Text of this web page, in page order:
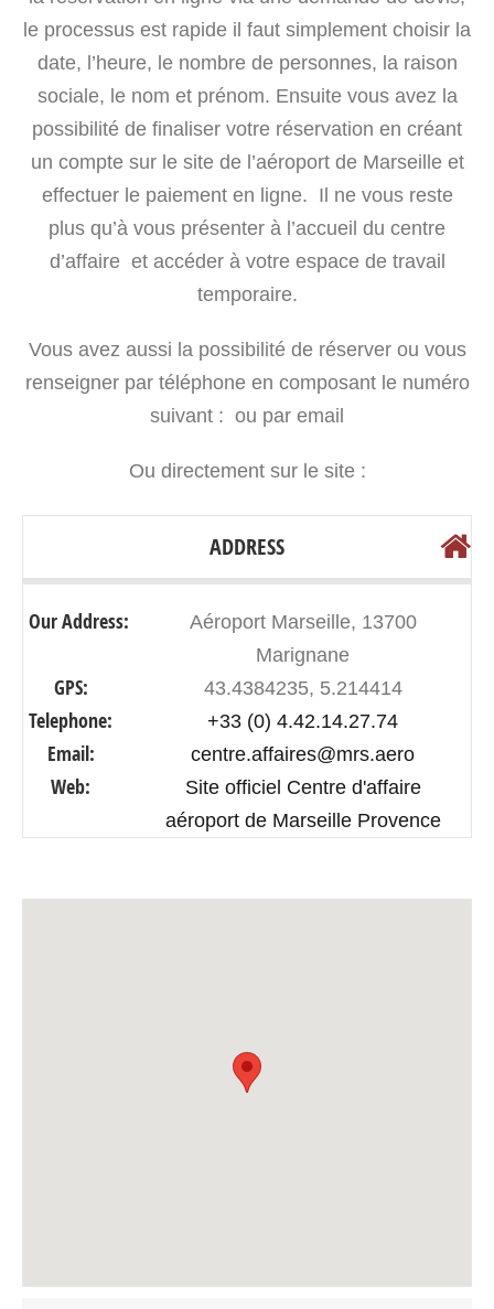
le processus est rapide il faut simplement choisir la
date, l’heure, le nombre de personnes, la raison
sociale, le nom et prénom. Ensuite vous avez la
possibilité de finaliser votre réservation en créant
un compte sur le site de l’aéroport de Marseille et
effectuer le paiement en ligne. Il ne vous reste
plus qu’à vous présenter à l’accueil du centre
d’affaire et accéder à votre espace de travail
temporaire.
Vous avez aussi la possibilité de réserver ou vous
renseigner par téléphone en composant le numéro
suivant : ou par email
Ou directement sur le site :
ADDRESS
Our Address:
Aéroport Marseille, 13700
Marignane
GPS: 43.4384235, 5.214414
Telephone: +33 (0) 4.42.14.27.74
Email: centre.affaires@mrs.aero
Web:
Site officiel Centre d'affaire
aéroport de Marseille Provence